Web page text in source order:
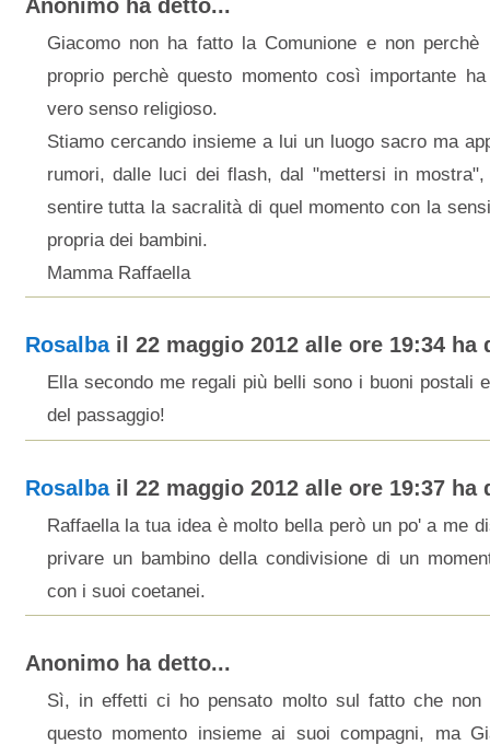
Anonimo ha detto...
Giacomo non ha fatto la Comunione e non perchè
proprio perchè questo momento così importante
vero senso religioso.
Stiamo cercando insieme a lui un luogo sacro ma
rumori, dalle luci dei flash, dal "mettersi in
sentire tutta la sacralità di quel momento con la
propria dei bambini.
Mamma Raffaella
Rosalbail 22 maggio 2012 alle ore 19:34 ha
Ella secondo me regali più belli sono i buoni postali
del passaggio!
Rosalbail 22 maggio 2012 alle ore 19:37 ha
Raffaella la tua idea è molto bella però un po' a me
privare un bambino della condivisione di un
con i suoi coetanei.
Anonimo ha detto...
Sì, in effetti ci ho pensato molto sul fatto che non
questo momento insieme ai suoi compagni, ma